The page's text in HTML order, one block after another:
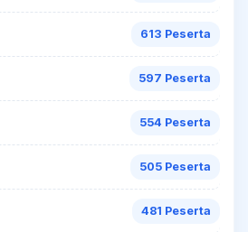
613 Peserta
597 Peserta
554 Peserta
505 Peserta
481 Peserta